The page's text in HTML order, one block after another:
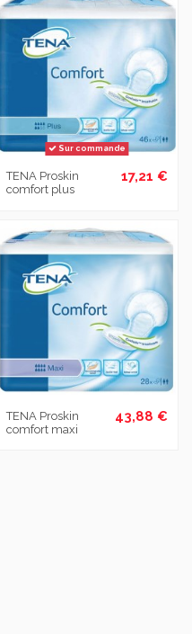
Sur commande
TENA Proskin
comfort plus
17,21 €
TENA Proskin
comfort maxi
43,88 €